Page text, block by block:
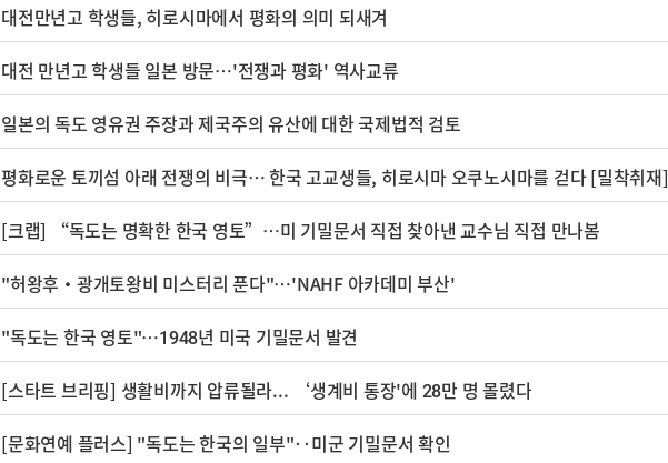
대전만년고 학생들, 히로시마에서 평화의 의미 되새겨
대전 만년고 학생들 일본 방문…'전쟁과 평화' 역사교류
일본의 독도 영유권 주장과 제국주의 유산에 대한 국제법적 검토
평화로운 토끼섬 아래 전쟁의 비극… 한국 고교생들, 히로시마 오쿠노시마를 걷다 [밀착취재]
[크랩] “독도는 명확한 한국 영토”…미 기밀문서 직접 찾아낸 교수님 직접 만나봄
"허왕후·광개토왕비 미스터리 푼다"…'NAHF 아카데미 부산'
"독도는 한국 영토"…1948년 미국 기밀문서 발견
[스타트 브리핑] 생활비까지 압류될라... ‘생계비 통장'에 28만 명 몰렸다
[문화연예 플러스] "독도는 한국의 일부"‥미군 기밀문서 확인